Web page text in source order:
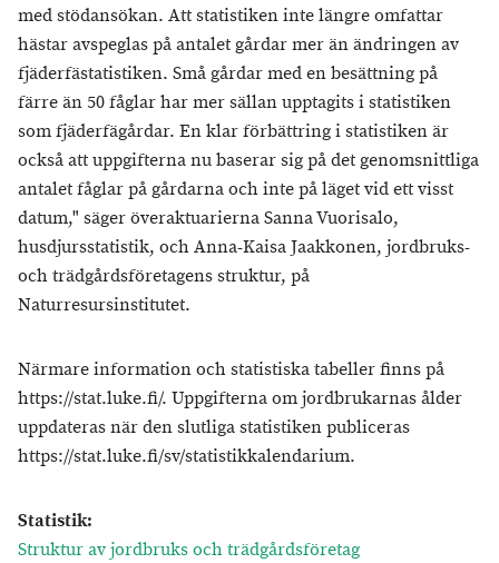
med stödansökan. Att statistiken inte längre omfattar
hästar avspeglas på antalet gårdar mer än ändringen av
fjäderfästatistiken. Små gårdar med en besättning på
färre än 50 fåglar har mer sällan upptagits i statistiken
som fjäderfägårdar. En klar förbättring i statistiken är
också att uppgifterna nu baserar sig på det genomsnittliga
antalet fåglar på gårdarna och inte på läget vid ett visst
datum," säger överaktuarierna Sanna Vuorisalo,
husdjursstatistik, och Anna-Kaisa Jaakkonen, jordbruks-
och trädgårdsföretagens struktur, på
Naturresursinstitutet.
Närmare information och statistiska tabeller finns på
https://stat.luke.fi/. Uppgifterna om jordbrukarnas ålder
uppdateras när den slutliga statistiken publiceras
https://stat.luke.fi/sv/statistikkalendarium.
Statistik:
Struktur av jordbruks och trädgårdsföretag